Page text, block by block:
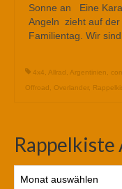
Sonne an Eine
Angeln zieht auf der
Familientag. Wir
4x4 Allrad Argentinien
Offroad
Overlander,
Rappelkiste
Archiv